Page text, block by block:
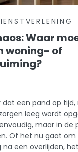
Waar
woning- of
dat een pand op tijd,
leeg wordt
maar in de
Of het nu gaat om
een overlijden,